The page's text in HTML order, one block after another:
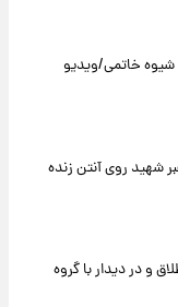
خاتمی/ویدیو
شهید روی آنتن زنده
و در دیدار با گروه